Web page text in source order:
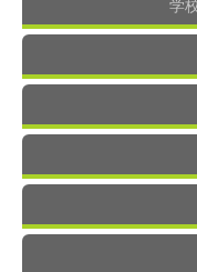
学